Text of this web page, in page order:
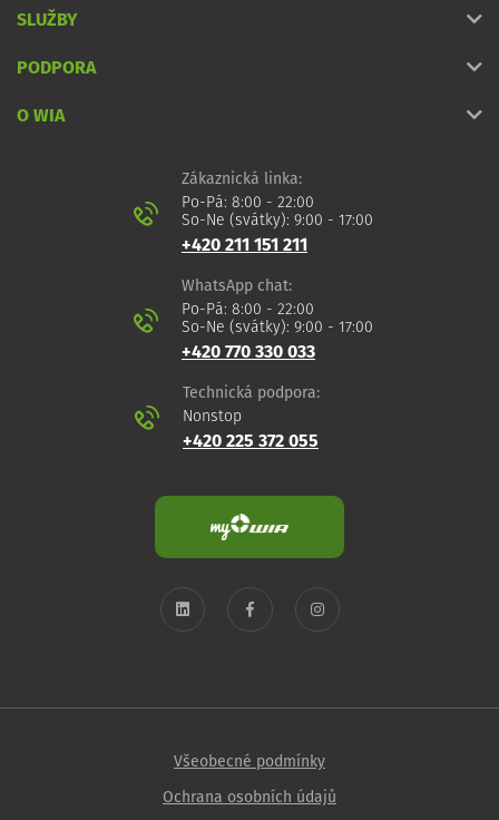
SLUŽBY
PODPORA
O WIA
Zákaznická linka:
Po-Pá: 8:00 - 22:00
So-Ne (svátky): 9:00 - 17:00
+420 211 151 211
WhatsApp chat:
Po-Pá: 8:00 - 22:00
So-Ne (svátky): 9:00 - 17:00
+420 770 330 033
Technická podpora:
Nonstop
+420 225 372 055
Všeobecné podmínky
Ochrana osobních údajů